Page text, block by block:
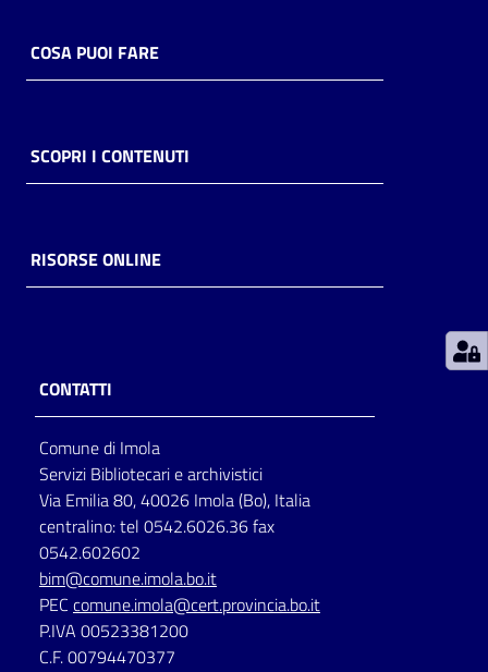
Casa
Piani
storico
per
lettura
Seguici
su
COSA PUOI FARE
SCOPRI I CONTENUTI
RISORSE ONLINE
CONTATTI
Comune di Imola
Servizi Bibliotecari e archivistici
Via Emilia 80, 40026 Imola (Bo), Italia
centralino: tel 0542.6026.36 fax
0542.602602
bim@comune.imola.bo.it
PEC comune.imola@cert.provincia.bo.it
P.IVA 00523381200
C.F. 00794470377